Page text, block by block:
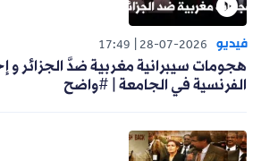
فيديو 28-07-2026
17:49
هجومات سيبرانية مغربية ضدَّ الجزائر و
الفرنسية في الجامعة | #واضح